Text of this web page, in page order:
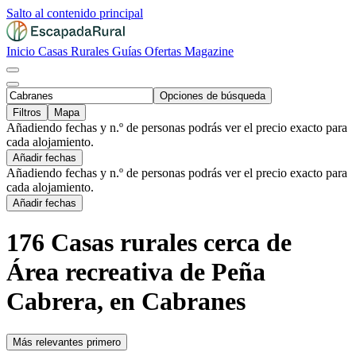
Salto al contenido principal
Inicio Casas Rurales Guías Ofertas Magazine
Opciones de búsqueda
Filtros
Mapa
Añadiendo fechas y n.º de personas podrás ver el precio exacto para
cada alojamiento.
Añadir fechas
Añadiendo fechas y n.º de personas podrás ver el precio exacto para
cada alojamiento.
Añadir fechas
176 Casas rurales cerca de
Área recreativa de Peña
Cabrera, en Cabranes
Más relevantes primero